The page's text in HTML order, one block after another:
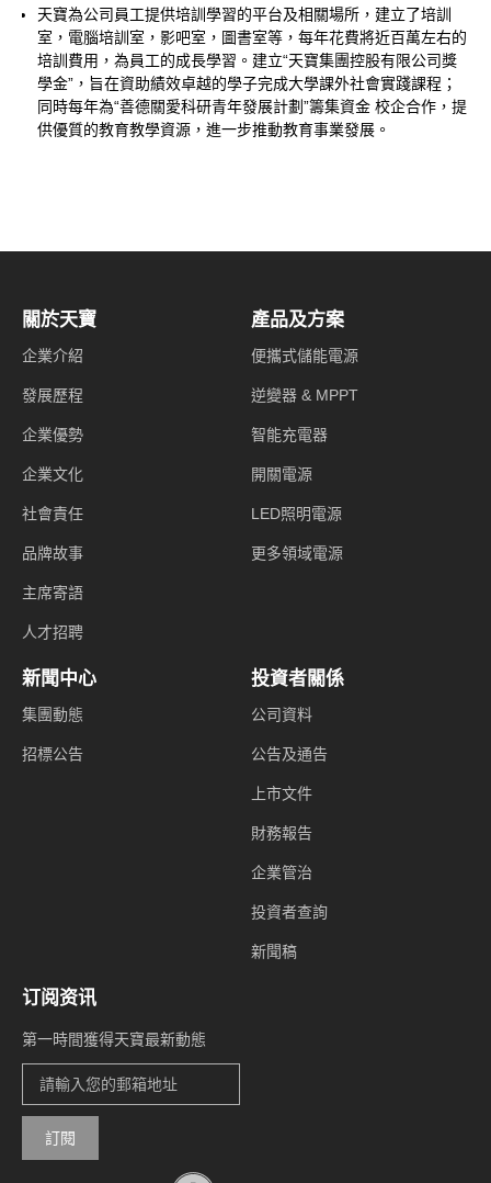
天寶為公司員工提供培訓學習的平台及相關場所，建立了培訓
室，電腦培訓室，影吧室，圖書室等，每年花費將近百萬左右的
培訓費用，為員工的成長學習。建立“天寶集團控股有限公司獎
學金”，旨在資助績效卓越的學子完成大學課外社會實踐課程；
同時每年為“善德關愛科研青年發展計劃”籌集資金 校企合作，提
供優質的教育教學資源，進一步推動教育事業發展。
關於天寶
企業介紹
發展歷程
企業優勢
企業文化
社會責任
品牌故事
主席寄語
人才招聘
產品及方案
便攜式儲能電源
逆變器 & MPPT
智能充電器
開關電源
LED照明電源
更多領域電源
新聞中心
集團動態
招標公告
投資者關係
公司資料
公告及通告
上市文件
財務報告
企業管治
投資者查詢
新聞稿
订阅资讯
第一時間獲得天寶最新動態
訂閱